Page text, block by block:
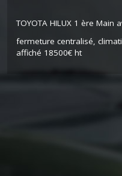
TOYOTA HILUX 1 ère Main
fermeture centralisé,
affiché 18500€ ht